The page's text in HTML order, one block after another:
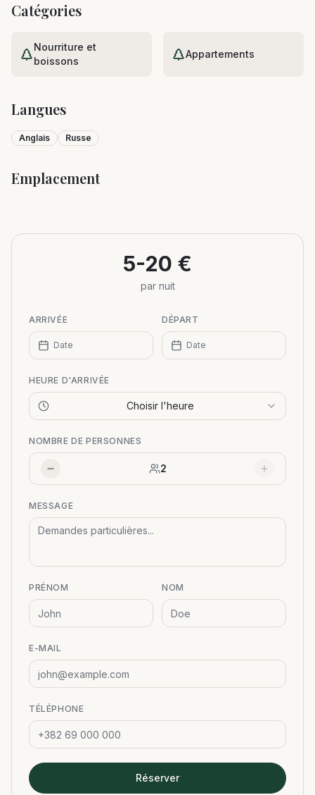
Catégories
Nourriture et
boissons
Appartements
Langues
Anglais Russe
Emplacement
−
5-20 €
par nuit
ARRIVÉE
Date
DÉPART
Date
HEURE D'ARRIVÉE
Choisir l'heure
NOMBRE DE PERSONNES
2
MESSAGE
PRÉNOM NOM
E-MAIL
TÉLÉPHONE
Réserver